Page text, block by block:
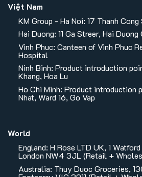
Việt Nam
KM Group - Ha Noi: 17 Thanh
Hai Duong: 11 Ga Streer, Hai
Vinh Phuc: Canteen of Vinh Phuc
Hospital
Ninh Binh: Product introduction
Khang, Hoa Lu
Ho Chi Minh: Product introduction
Nhat, Ward 16, Go Vap
World
England: H Rose LTD UK, 1
London NW4 3JL (Retail +
Australia: Thuy Duoc Groceries,